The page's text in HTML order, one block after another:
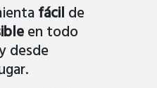
fácil de
en todo
desde